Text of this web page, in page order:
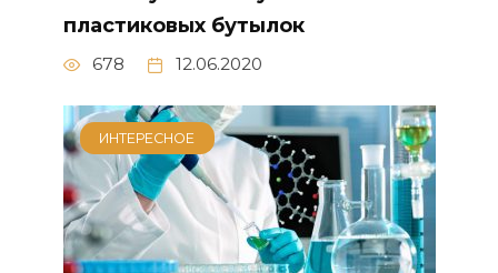
пластиковых бутылок
678 12.06.2020
ИНТЕРЕСНОЕ